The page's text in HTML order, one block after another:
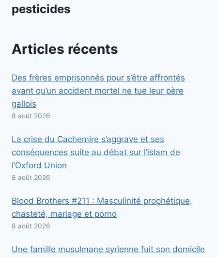
pesticides
Articles récents
Des frères emprisonnés pour s’être affrontés
avant qu’un accident mortel ne tue leur père
gallois
8 août 2026
La crise du Cachemire s’aggrave et ses
conséquences suite au débat sur l’islam de
l’Oxford Union
8 août 2026
Blood Brothers #211 : Masculinité prophétique,
chasteté, mariage et porno
8 août 2026
Une famille musulmane syrienne fuit son domicile